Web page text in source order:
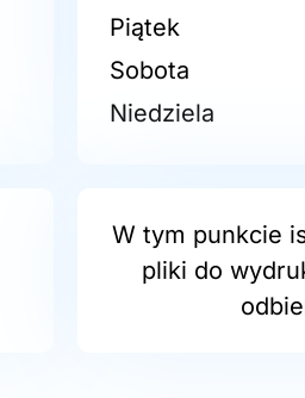
Piątek
Sobota
Niedziela
W tym punkcie
pliki do